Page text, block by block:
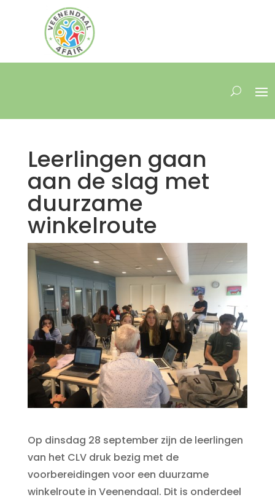
Leerlingen gaan
aan de slag met
duurzame
winkelroute
Op dinsdag 28 september zijn de leerlingen
van het CLV druk bezig met de
voorbereidingen voor een duurzame
winkelroute in Veenendaal. Dit is onderdeel